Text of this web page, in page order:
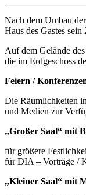
Nach dem Umbau
Haus des Gastes
Auf dem Gelände
die im Erdgeschoss
Feiern /
Die Räumlichkeiten
und Medien zur
„Großer Saal“ mit
für größere
für DIA – Vorträge /
„Kleiner Saal“ mit